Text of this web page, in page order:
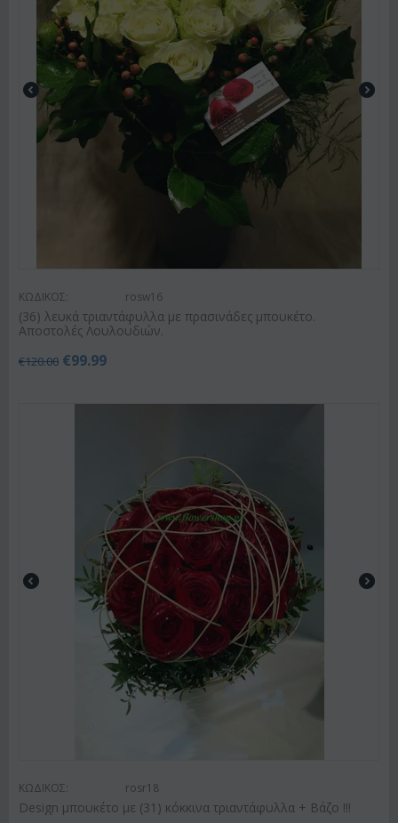
ΚΩΔΙΚΟΣ: rosw16
(36) λευκά τριαντάφυλλα με πρασινάδες μπουκέτο.
Αποστολές Λουλουδιών.
€120.00 €99.99
ΚΩΔΙΚΟΣ: rosr18
Design μπουκέτο με (31) κόκκινα τριαντάφυλλα + Βάζο !!!